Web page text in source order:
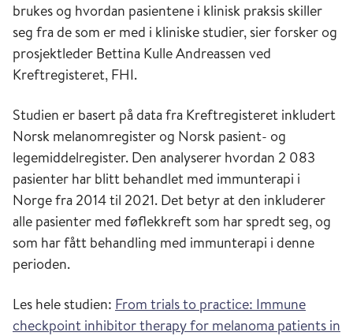
brukes og hvordan pasientene i klinisk praksis skiller
seg fra de som er med i kliniske studier, sier forsker og
prosjektleder Bettina Kulle Andreassen ved
Kreftregisteret, FHI.
Studien er basert på data fra Kreftregisteret inkludert
Norsk melanomregister og Norsk pasient- og
legemiddelregister. Den analyserer hvordan 2 083
pasienter har blitt behandlet med immunterapi i
Norge fra 2014 til 2021. Det betyr at den inkluderer
alle pasienter med føflekkreft som har spredt seg, og
som har fått behandling med immunterapi i denne
perioden.
Les hele studien: From trials to practice: Immune
checkpoint inhibitor therapy for melanoma patients in